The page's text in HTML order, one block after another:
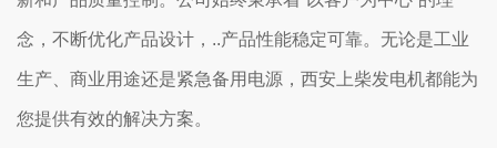
念，不断优化产品设计，..产品性能稳定可靠。无论是工业
生产、商业用途还是紧急备用电源，西安上柴发电机都能为
您提供有效的解决方案。